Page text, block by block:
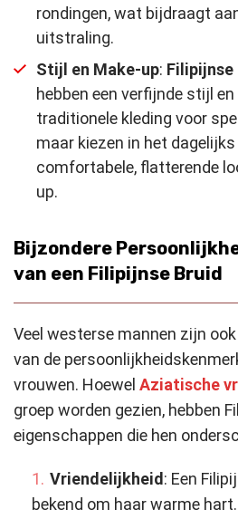
rondingen, wat bijdraagt
uitstraling.
Stijl en Make-up: Filipijnse
hebben een verfijnde stijl
traditionele kleding voor
maar kiezen in het
comfortabele, flatterende
up.
Bijzondere
van een Filipijnse Bruid
Veel westerse mannen zijn
van de
vrouwen. Hoewel Aziatische
groep worden gezien, hebben
eigenschappen die hen
Vriendelijkheid: Een
bekend om haar warme